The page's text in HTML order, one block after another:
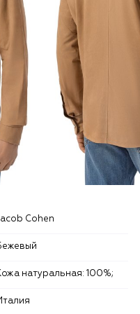
Jacob Cohen
Бежевый
Кожа натуральная: 100%;
Италия